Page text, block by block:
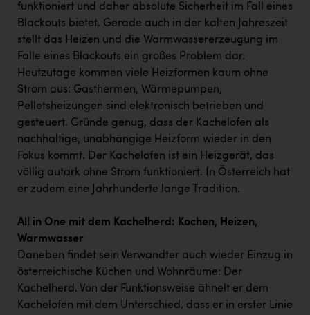
funktioniert und daher absolute Sicherheit im Fall eines
Blackouts bietet. Gerade auch in der kalten Jahreszeit
stellt das Heizen und die Warmwassererzeugung im
Falle eines Blackouts ein großes Problem dar.
Heutzutage kommen viele Heizformen kaum ohne
Strom aus: Gasthermen, Wärmepumpen,
Pelletsheizungen sind elektronisch betrieben und
gesteuert. Gründe genug, dass der Kachelofen als
nachhaltige, unabhängige Heizform wieder in den
Fokus kommt. Der Kachelofen ist ein Heizgerät, das
völlig autark ohne Strom funktioniert. In Österreich hat
er zudem eine Jahrhunderte lange Tradition.
All in One mit dem Kachelherd: Kochen, Heizen,
Warmwasser
Daneben findet sein Verwandter auch wieder Einzug in
österreichische Küchen und Wohnräume: Der
Kachelherd. Von der Funktionsweise ähnelt er dem
Kachelofen mit dem Unterschied, dass er in erster Linie